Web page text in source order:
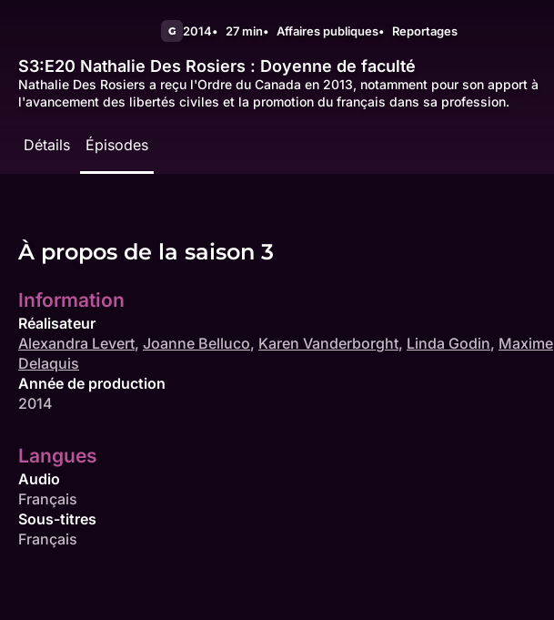
G 2014 27 min Affaires publiques Reportages
S3:E20 Nathalie Des Rosiers : Doyenne de faculté
Nathalie Des Rosiers a reçu l'Ordre du Canada en 2013, notamment pour son apport à
l'avancement des libertés civiles et la promotion du français dans sa profession.
Détails Épisodes
À propos de la saison 3
Information
Réalisateur
Alexandra Levert, Joanne Belluco, Karen Vanderborght, Linda Godin, Maxime
Delaquis
Année de production
2014
Langues
Audio
Français
Sous-titres
Français